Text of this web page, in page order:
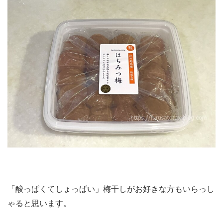
「酸っぱくてしょっぱい」梅干しがお好きな方もいらっし
ゃると思います。